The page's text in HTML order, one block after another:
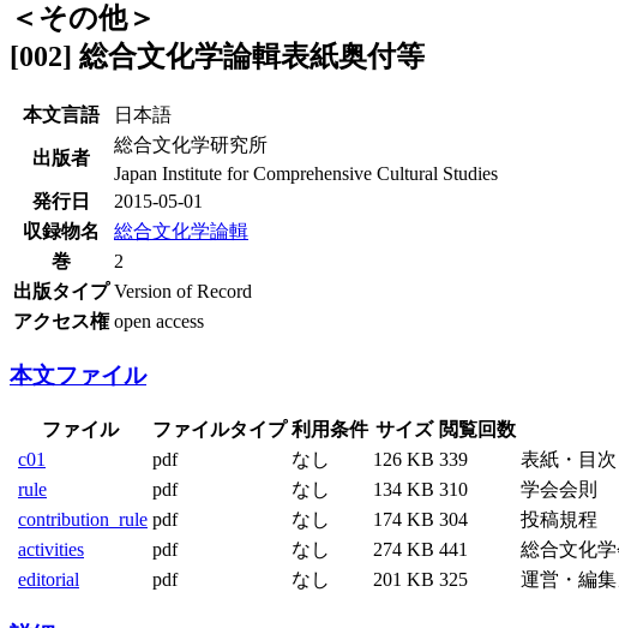
＜その他＞
[002] 総合文化学論輯表紙奥付等
本文言語 日本語
出版者
総合文化学研究所
Japan Institute for Comprehensive Cultural Studies
発行日
2015-05-01
収録物名
総合文化学論輯
巻
2
出版タイプ Version of Record
アクセス権 open access
本文ファイル
ファイル ファイルタイプ 利用条件 サイズ 閲覧回数
c01
pdf なし 126 KB 339
表紙・目次
rule
pdf なし 134 KB 310
学会会則
contribution_rule pdf なし 174 KB 304
投稿規程
activities
pdf なし 274 KB 441
総合文化学
editorial
pdf なし 201 KB 325 運営・編